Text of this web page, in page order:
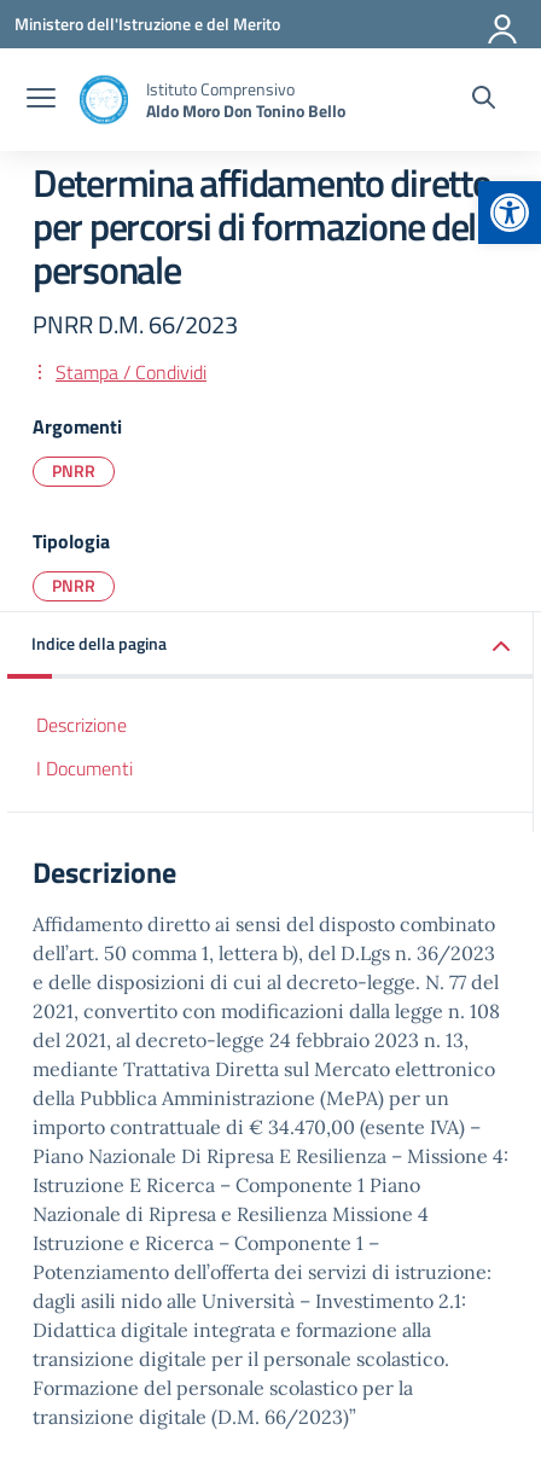
Vai ai contenuti
Vai al menu di navigazione
Vai al footer
Ministero dell'Istruzione e del Merito
Istituto Comprensivo
Aldo Moro Don Tonino Bello
Determina affidamento diretto
per percorsi di formazione del
personale
PNRR D.M. 66/2023
Stampa / Condividi
Argomenti
PNRR
Tipologia
PNRR
Indice della pagina
Descrizione
I Documenti
Descrizione
Affidamento diretto ai sensi del disposto combinato
dell’art. 50 comma 1, lettera b), del D.Lgs n. 36/2023
e delle disposizioni di cui al decreto-legge. N. 77 del
2021, convertito con modificazioni dalla legge n. 108
del 2021, al decreto-legge 24 febbraio 2023 n. 13,
mediante Trattativa Diretta sul Mercato elettronico
della Pubblica Amministrazione (MePA) per un
importo contrattuale di € 34.470,00 (esente IVA) –
Piano Nazionale Di Ripresa E Resilienza – Missione 4:
Istruzione E Ricerca – Componente 1 Piano
Nazionale di Ripresa e Resilienza Missione 4
Istruzione e Ricerca – Componente 1 –
Potenziamento dell’offerta dei servizi di istruzione:
dagli asili nido alle Università – Investimento 2.1:
Didattica digitale integrata e formazione alla
transizione digitale per il personale scolastico.
Formazione del personale scolastico per la
transizione digitale (D.M. 66/2023)”